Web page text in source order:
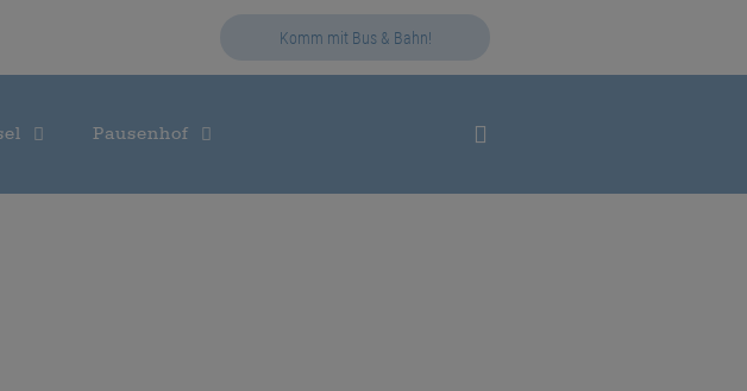
Komm mit Bus & Bahn!
Pausenhof